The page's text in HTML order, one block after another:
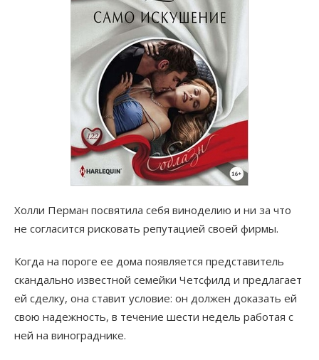
Холли Перман посвятила себя виноделию и ни за что
не согласится рисковать репутацией своей фирмы.
Когда на пороге ее дома появляется представитель
скандально известной семейки Четсфилд и предлагает
ей сделку, она ставит условие: он должен доказать ей
свою надежность, в течение шести недель работая с
ней на винограднике.